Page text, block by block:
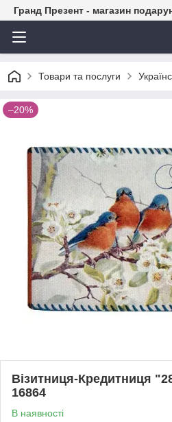
Гранд Презент - магазин
Товари та послуги
–20%
Візитниця-Кредитниця
16864
В наявності